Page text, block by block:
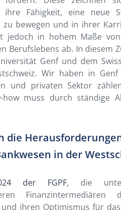
ihre Fähigkeit, eine neue
bewegen und in ihrer
jedoch in hohem Maße
Berufslebens ab. In diesem
Genf und dem
Wir haben in
und privaten Sektor
how muss durch ständige
die
in der
der FGPF, die
Finanzintermediären
ihren Optimismus für